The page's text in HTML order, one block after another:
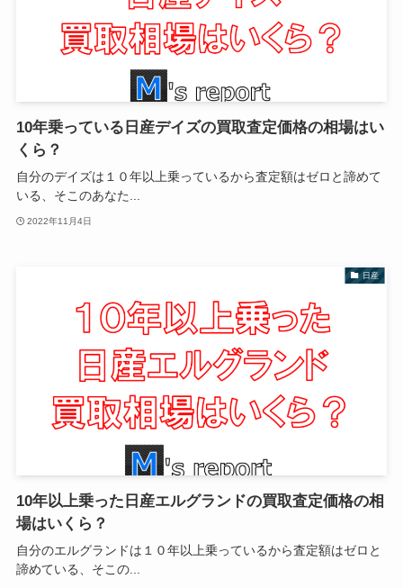
10年乗っている日産デイズの買取査定価格の相場はい
くら？
自分のデイズは１０年以上乗っているから査定額はゼロと諦めて
いる、そこのあなた...
2022年11月4日
日産
10年以上乗った日産エルグランドの買取査定価格の相
場はいくら？
自分のエルグランドは１０年以上乗っているから査定額はゼロと
諦めている、そこの...